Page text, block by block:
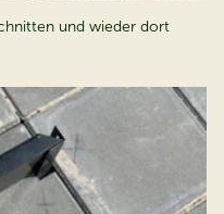
und wieder dort